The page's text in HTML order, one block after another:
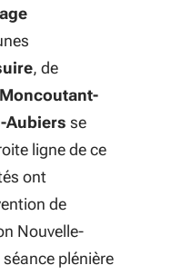
, de
Moncoutant-
Aubiers se
ligne de ce
ont
de
Nouvelle-
plénière